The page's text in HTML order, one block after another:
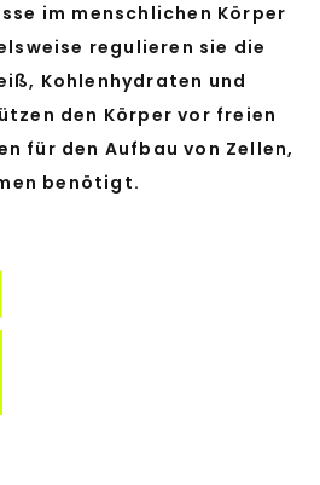
im menschlichen Körper
regulieren sie die
Kohlenhydraten und
den Körper vor freien
für den Aufbau von Zellen,
benötigt.